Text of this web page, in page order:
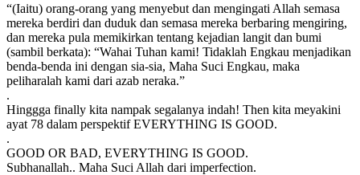
“(Iaitu) orang-orang yang menyebut dan mengingati Allah semasa
mereka berdiri dan duduk dan semasa mereka berbaring mengiring,
dan mereka pula memikirkan tentang kejadian langit dan bumi
(sambil berkata): “Wahai Tuhan kami! Tidaklah Engkau menjadikan
benda-benda ini dengan sia-sia, Maha Suci Engkau, maka
peliharalah kami dari azab neraka.”
.
Hinggga finally kita nampak segalanya indah! Then kita meyakini
ayat 78 dalam perspektif EVERYTHING IS GOOD.
.
GOOD OR BAD, EVERYTHING IS GOOD.
Subhanallah.. Maha Suci Allah dari imperfection.